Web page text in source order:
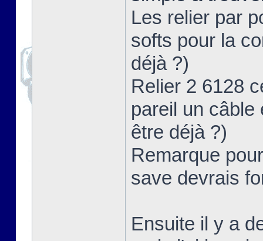
Les relier par
softs pour la
déjà ?)
Relier 2 6128
pareil un
être déjà ?)
Remarque
save devrais
Ensuite il y a